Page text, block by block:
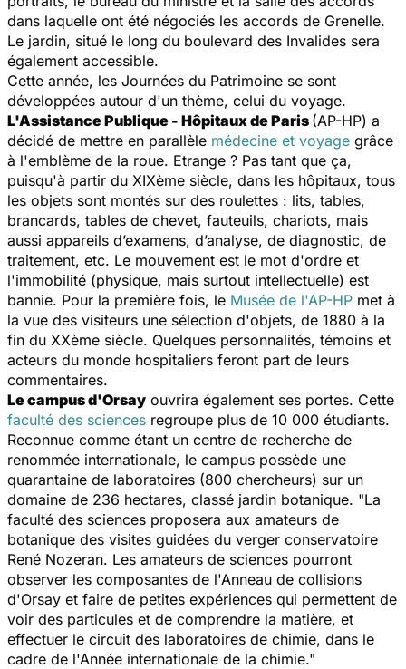
dans laquelle ont été négociés les accords de Grenelle.
Le jardin, situé le long du boulevard des Invalides sera
également accessible.
Cette année, les Journées du Patrimoine se sont
développées autour d'un thème, celui du voyage.
L'Assistance Publique - Hôpitaux de Paris (AP-HP) a
décidé de mettre en parallèle médecine et voyage grâce
à l'emblème de la roue. Etrange ? Pas tant que ça,
puisqu'à partir du XIXème siècle, dans les hôpitaux, tous
les objets sont montés sur des roulettes : lits, tables,
brancards, tables de chevet, fauteuils, chariots, mais
aussi appareils d’examens, d’analyse, de diagnostic, de
traitement, etc. Le mouvement est le mot d'ordre et
l'immobilité (physique, mais surtout intellectuelle) est
bannie. Pour la première fois, le Musée de l'AP-HP met à
la vue des visiteurs une sélection d'objets, de 1880 à la
fin du XXème siècle. Quelques personnalités, témoins et
acteurs du monde hospitaliers feront part de leurs
commentaires.
Le campus d'Orsay ouvrira également ses portes. Cette
faculté des sciences regroupe plus de 10 000 étudiants.
Reconnue comme étant un centre de recherche de
renommée internationale, le campus possède une
quarantaine de laboratoires (800 chercheurs) sur un
domaine de 236 hectares, classé jardin botanique. "La
faculté des sciences proposera aux amateurs de
botanique des visites guidées du verger conservatoire
René Nozeran. Les amateurs de sciences pourront
observer les composantes de l'Anneau de collisions
d'Orsay et faire de petites expériences qui permettent de
voir des particules et de comprendre la matière, et
effectuer le circuit des laboratoires de chimie, dans le
cadre de l'Année internationale de la chimie."